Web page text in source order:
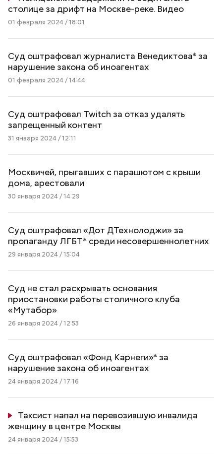
столице за дрифт на Москве-реке. Видео
01 февраля 2024 / 18:01
Суд оштрафовал журналиста Венедиктова* за
нарушение закона об иноагентах
01 февраля 2024 / 14:44
Суд оштрафовал Twitch за отказ удалять
запрещенный контент
31 января 2024 / 12:11
Москвичей, прыгавших с парашютом с крыши
дома, арестовали
30 января 2024 / 14:29
Суд оштрафовал «Дот ДТехнолоджи» за
пропаганду ЛГБТ* среди несовершеннолетних
29 января 2024 / 15:04
Суд не стал раскрывать основания
приостановки работы столичного клуба
«Мутабор»
26 января 2024 / 12:53
Суд оштрафовал «Фонд Карнеги»* за
нарушение закона об иноагентах
24 января 2024 / 17:16
Таксист напал на перевозившую инвалида
женщину в центре Москвы
24 января 2024 / 15:53